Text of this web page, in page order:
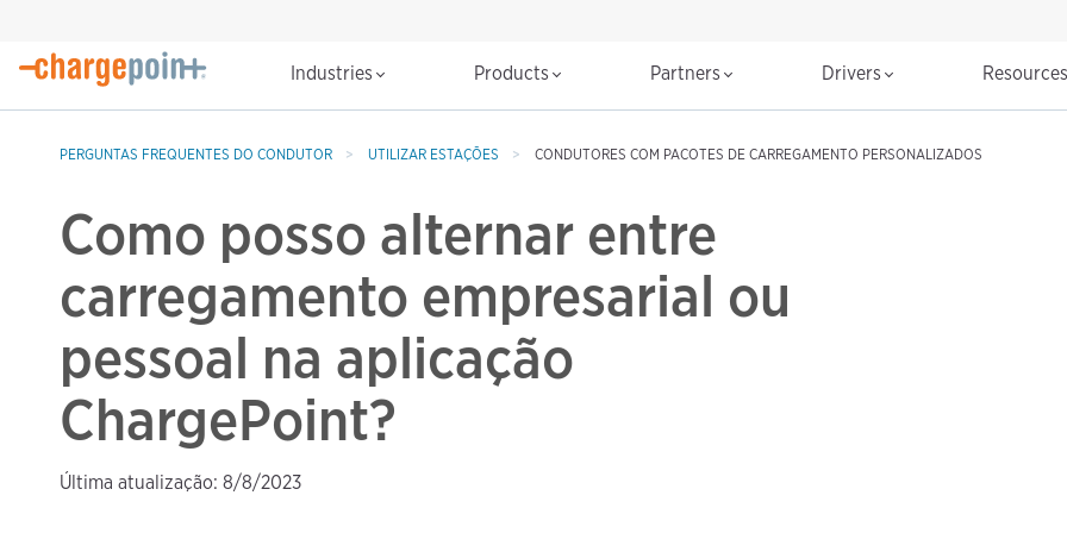
Industries Products Partners Drivers
PERGUNTAS FREQUENTES DO CONDUTOR UTILIZAR ESTAÇÕES CONDUTORES COM PACOTES DE CARREGAMENTO PERSONALIZADOS
Como posso alternar entre
carregamento empresarial ou
pessoal na aplicação
ChargePoint?
Última atualização: 8/8/2023